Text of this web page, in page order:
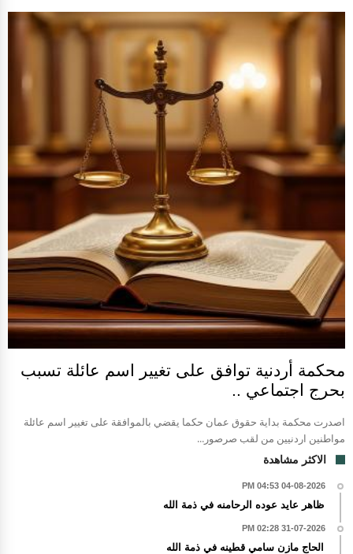
محكمة أردنية توافق على تغيير اسم عائلة تسبب
بحرج اجتماعي ..
اصدرت محكمة بداية حقوق عمان حكما يقضي بالموافقة على تغيير اسم عائلة
مواطنين اردنيين من لقب صرصور...
الاكثر مشاهدة
04-08-2026 04:53 PM
ظاهر عايد عوده الرحامنه في ذمة الله
31-07-2026 02:28 PM
الحاج مازن سامي قطينه في ذمة الله